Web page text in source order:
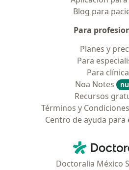
Blog para
Para
Planes y
Para
Para
Noa Notes
Recursos
Términos y
Centro de ayuda para
Doctoralia México